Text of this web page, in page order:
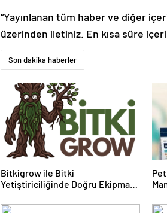
“Yayınlanan tüm haber ve diğer
üzerinden iletiniz. En kısa süre
Son dakika haberler
Bitkigrow ile Bitki
Yetiştiriciliğinde Doğru Ekipman